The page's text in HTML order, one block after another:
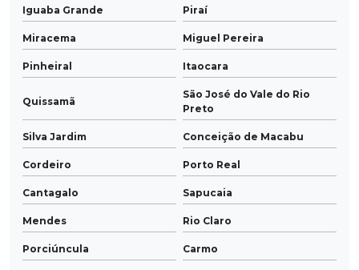
Iguaba Grande Piraí
Miracema Miguel Pereira
Pinheiral Itaocara
Quissamã
São José do Vale do Rio
Preto
Silva Jardim Conceição de Macabu
Cordeiro Porto Real
Cantagalo Sapucaia
Mendes Rio Claro
Porciúncula Carmo